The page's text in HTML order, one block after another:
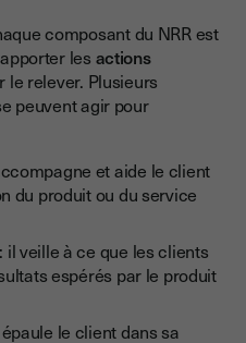
composant du NRR est
les actions
relever. Plusieurs
peuvent agir pour
et aide le client
du produit ou du service
il veille à ce que les clients
espérés par le produit
le client dans sa